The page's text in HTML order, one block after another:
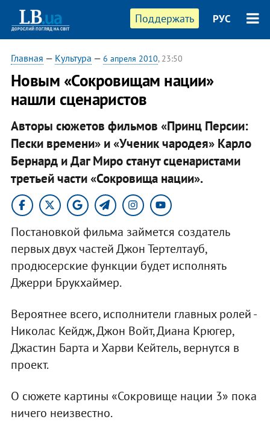
Поддержать РУС
Главная — Культура — 6 апреля 2010, 23:50
Новым «Сокровищам нации»
нашли сценаристов
Авторы сюжетов фильмов «Принц Персии:
Пески времени» и «Ученик чародея» Карло
Бернард и Даг Миро станут сценаристами
третьей части «Сокровища нации».
Постановкой фильма займется создатель
первых двух частей Джон Тертелтауб,
продюсерские функции будет исполнять
Джерри Брукхаймер.
Вероятнее всего, исполнители главных ролей -
Николас Кейдж, Джон Войт, Диана Крюгер,
Джастин Барта и Харви Кейтель, вернутся в
проект.
О сюжете картины «Сокровище нации 3» пока
ничего неизвестно.